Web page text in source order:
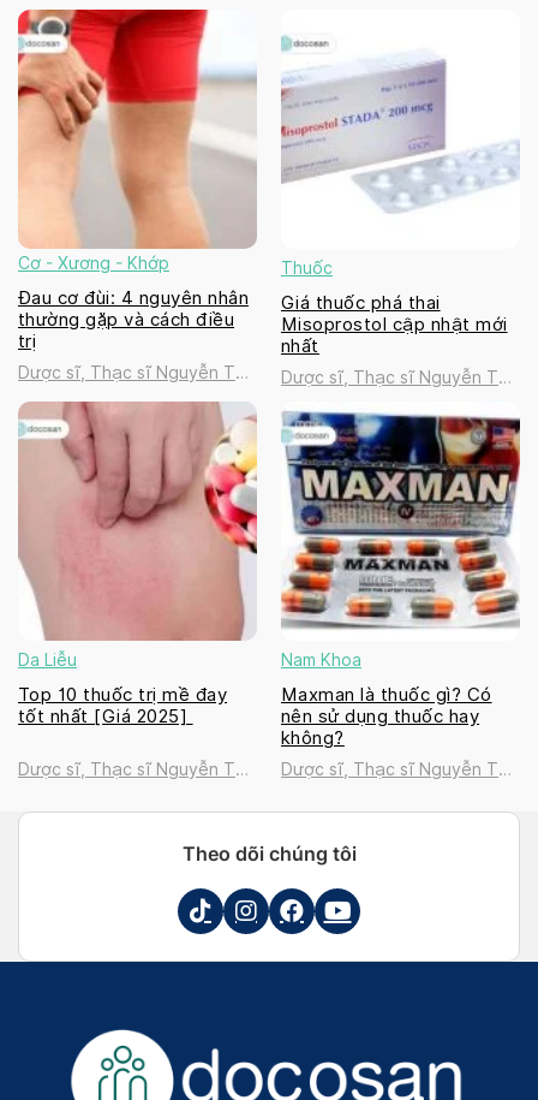
Cơ - Xương - Khớp
Đau cơ đùi: 4 nguyên nhân
thường gặp và cách điều
trị
Dược sĩ, Thạc sĩ Nguyễn Thị
Thanh Tú
Thuốc
Giá thuốc phá thai
Misoprostol cập nhật mới
nhất
Dược sĩ, Thạc sĩ Nguyễn Thị
Da Liễu
Top 10 thuốc trị mề đay
tốt nhất [Giá 2025]
Dược sĩ, Thạc sĩ Nguyễn Thị
Nam Khoa
Maxman là thuốc gì? Có
nên sử dụng thuốc hay
không?
Dược sĩ, Thạc sĩ Nguyễn Thị
Theo dõi chúng tôi